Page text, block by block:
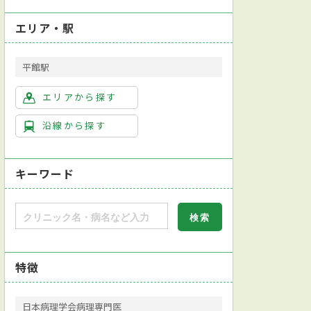
エリア・駅
平館駅
エリアから探す
沿線から探す
キーワード
特徴
日本病理学会病理専門医